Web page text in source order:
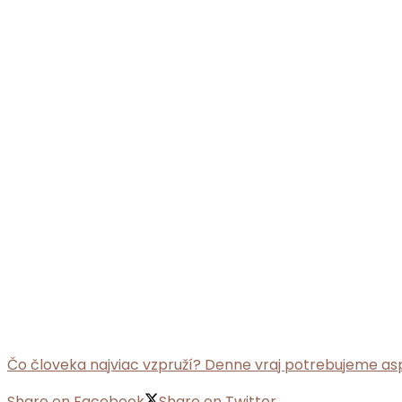
Čo človeka najviac vzpruží? Denne vraj potrebujeme